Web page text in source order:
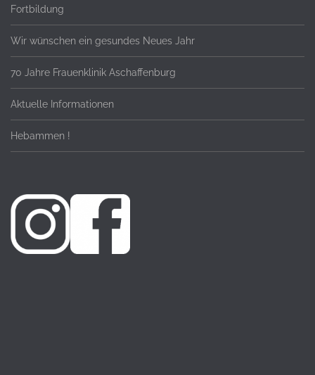
Fortbildung
Wir wünschen ein gesundes Neues Jahr
70 Jahre Frauenklinik Aschaffenburg
Aktuelle Informationen
Hebammen !